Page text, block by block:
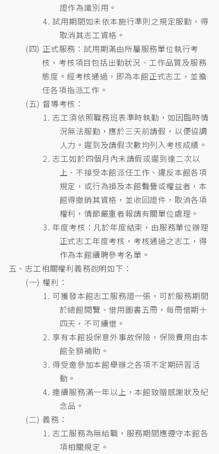
證作為識別用。
4. 試用期間如未依本施行準則之規定服勤，得
取消其志工資格。
(四) 正式服務：試用期滿由所屬服務單位執行考
核，考核項目包括出勤狀況、工作品質及服務
態度。經考核通過，即為本館正式志工，並擔
任各項指派工作。
(五) 督導考核：
1. 志工須依照職務班表準時執勤，如因臨時情
況無法服勤，應於三天前請假，以便協調
人力。遲到及請假次數均列入考核成績。
2. 志工如於四個月內未請假或遲到達二次以
上、不接受本館派任工作、違反本館各項
規定，或行為損及本館聲譽或權益者，本
館得撤銷其資格，並收回證件，取消各項
權利，情節嚴重者報請有關單位處理。
3. 年度考核：凡於年度結束，由服務單位辦理
正式志工年度考核，考核通過之志工，得
作為本館續聘參考名單。
五、志工相關權利義務說明如下：
(一) 權利：
1. 可獲發本館志工服務證一張，可於服務期間
於總館閱覽、借用圖書五冊，每冊借期十
四天，不可續借。
2. 享有本館投保意外事故保險，保險費用由本
館全額補助。
3. 得受邀參加本館舉辦之各項不定期研習活
動。
4. 連續服務滿一年以上，本館致贈感謝狀及紀
念品。
(二) 義務：
1. 志工服務為無給職，服務期間應遵守本館各
項相關規定。